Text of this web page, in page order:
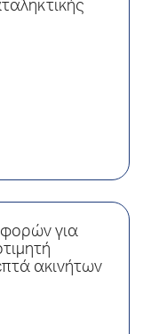
για
ακινήτων